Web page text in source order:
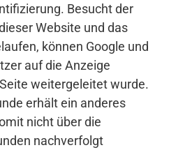
Besucht der
Website und das
können Google und
auf die Anzeige
weitergeleitet wurde.
erhält ein anderes
nicht über die
nachverfolgt